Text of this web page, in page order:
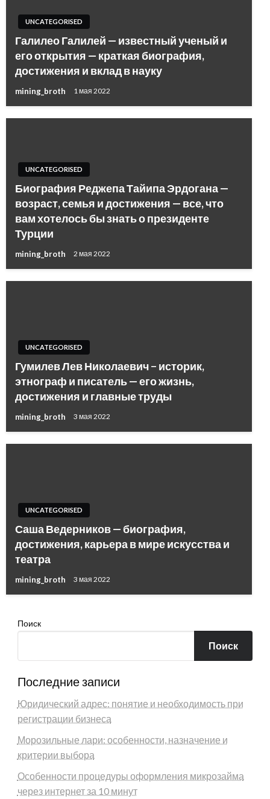
UNCATEGORISED
Галилео Галилей — известный ученый и
его открытия — краткая биография,
достижения и вклад в науку
mining_broth 1 мая 2022
UNCATEGORISED
Биография Реджепа Тайипа Эрдогана —
возраст, семья и достижения — все, что
вам хотелось бы знать о президенте
Турции
mining_broth 2 мая 2022
UNCATEGORISED
Гумилев Лев Николаевич − историк,
этнограф и писатель — его жизнь,
достижения и главные труды
mining_broth 3 мая 2022
UNCATEGORISED
Саша Ведерников — биография,
достижения, карьера в мире искусства и
театра
mining_broth 3 мая 2022
Поиск
Поиск
Последние записи
Юридический адрес: понятие и необходимость при
регистрации бизнеса
Морозильные лари: особенности, назначение и
критерии выбора
Особенности процедуры оформления микрозайма
через интернет за 10 минут